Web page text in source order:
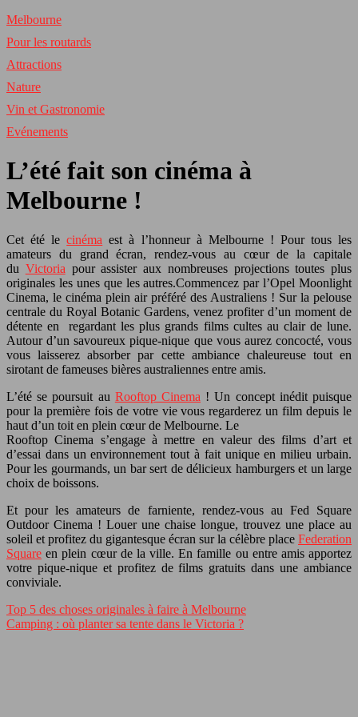
Melbourne
Pour les routards
Attractions
Nature
Vin et Gastronomie
Evénements
L’été fait son cinéma à
Melbourne !
Cet été lecinéma est à l’honneur à Melbourne ! Pour tous les
amateurs du grand écran, rendez-vous au cœur de la capitale
du Victoria pour assister aux nombreuses projections toutes plus
originales les unes que les autres.Commencez par l’Opel Moonlight
Cinema, le cinéma plein air préféré des Australiens ! Sur la pelouse
centrale du Royal Botanic Gardens, venez profiter d’un moment de
détente en regardant les plus grands films cultes au clair de lune.
Autour d’un savoureux pique-nique que vous aurez concocté, vous
vous laisserez absorber par cette ambiance chaleureuse tout en
sirotant de fameuses bières australiennes entre amis.
L’été se poursuit au Rooftop Cinema ! Un concept inédit puisque
pour la première fois de votre vie vous regarderez un film depuis le
haut d’un toit en plein cœur de Melbourne. Le
Rooftop Cinema s’engage à mettre en valeur des films d’art et
d’essai dans un environnement tout à fait unique en milieu urbain.
Pour les gourmands, un bar sert de délicieux hamburgers et un large
choix de boissons.
Et pour les amateurs de farniente, rendez-vous au Fed Square
Outdoor Cinema ! Louer une chaise longue, trouvez une place au
soleil et profitez du gigantesque écran sur la célèbre place Federation
Square en plein cœur de la ville. En famille ou entre amis apportez
votre pique-nique et profitez de films gratuits dans une ambiance
conviviale.
Top 5 des choses originales à faire à Melbourne
Camping : où planter sa tente dans le Victoria ?